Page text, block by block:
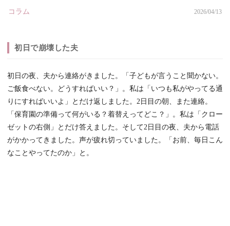
コラム 2026/04/13
初日で崩壊した夫
初日の夜、夫から連絡がきました。「子どもが言うこと聞かない。
ご飯食べない。どうすればいい？」。私は「いつも私がやってる通
りにすればいいよ」とだけ返しました。2日目の朝、また連絡。
「保育園の準備って何がいる？着替えってどこ？」。私は「クロー
ゼットの右側」とだけ答えました。そして2日目の夜、夫から電話
がかかってきました。声が疲れ切っていました。「お前、毎日こん
なことやってたのか」と。